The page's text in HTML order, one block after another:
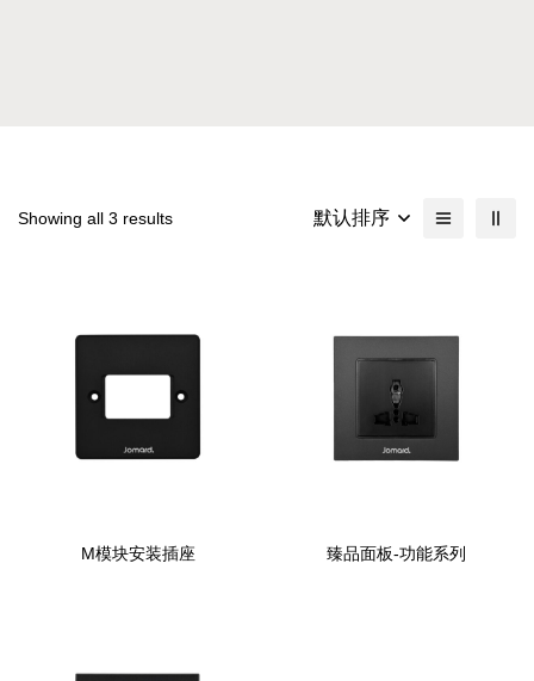
Showing all 3 results 默认排序
M模块安装插座 臻品面板-功能系列